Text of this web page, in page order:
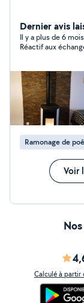
Dernier avis
Il y a plus de 6 mois
Réactif aux
Ramonage de
Voir
Calculé à partir